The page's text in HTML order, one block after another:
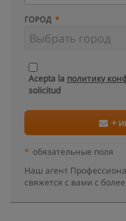
ГОРОД
Acepta la политику
solicitud
+
* обязательные поля
Наш агент
свяжется с вами с